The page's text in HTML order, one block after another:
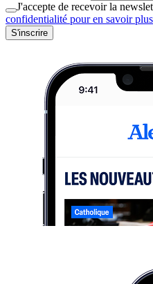
J'accepte de recevoir la
confidentialité pour en savoir
S'inscrire